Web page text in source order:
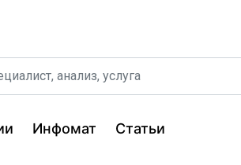
Инфомат Статьи